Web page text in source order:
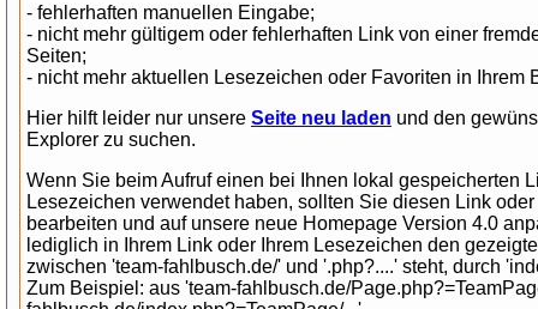
- fehlerhaften manuellen Eingabe;
- nicht mehr gültigem oder fehlerhaften Link von einer
Seiten;
- nicht mehr aktuellen Lesezeichen oder Favoriten in Ihrem
Hier hilft leider nur unsere Seite neu laden und den
Explorer zu suchen.
Wenn Sie beim Aufruf einen bei Ihnen lokal gespeicherten
Lesezeichen verwendet haben, sollten Sie diesen Link
bearbeiten und auf unsere neue Homepage Version 4.0
lediglich in Ihrem Link oder Ihrem Lesezeichen den
zwischen 'team-fahlbusch.de/' und '.php?....' steht, durch
Zum Beispiel: aus 'team-fahlbusch.de/